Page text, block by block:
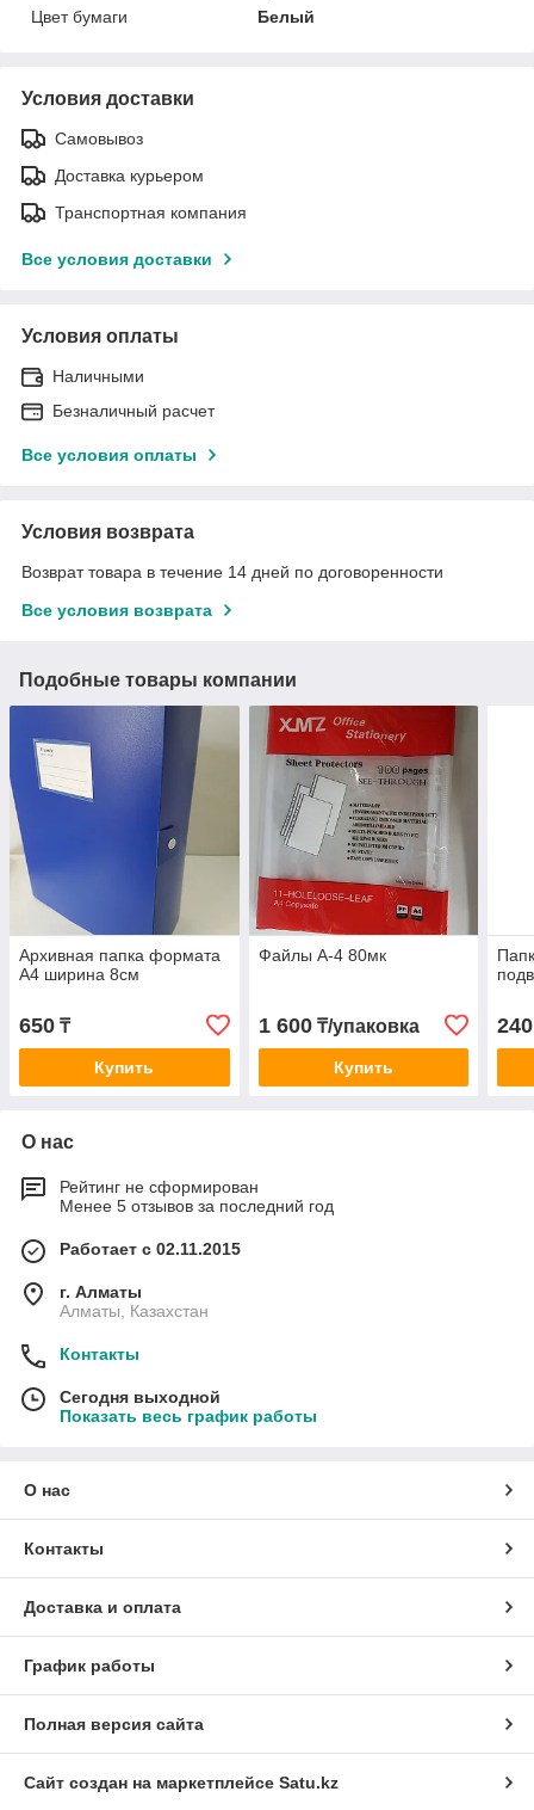
Цвет бумаги
Белый
Условия доставки
Самовывоз
Доставка курьером
Транспортная компания
Все условия доставки
Условия оплаты
Наличными
Безналичный расчет
Все условия оплаты
Условия возврата
Возврат товара в течение 14 дней по договоренности
Все условия возврата
Подобные товары компании
Архивная папка формата
А4 ширина 8см
650 ₸
Купить
Файлы А-4 80мк
1 600₸/упаковка
Купить
240
О нас
Рейтинг не сформирован
Менее 5 отзывов за последний год
Работает с 02.11.2015
г. Алматы
Алматы, Казахстан
Контакты
Сегодня выходной
Показать весь график работы
О нас
Контакты
Доставка и оплата
График работы
Полная версия сайта
Сайт создан на маркетплейсе Satu.kz